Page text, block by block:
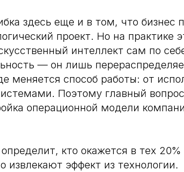
здесь еще и в том, что бизнес
проект. Но на практике
интеллект сам по
— он лишь
меняется способ работы: от
Поэтому главный
операционной модели
кто окажется в тех
извлекают эффект из технологии.